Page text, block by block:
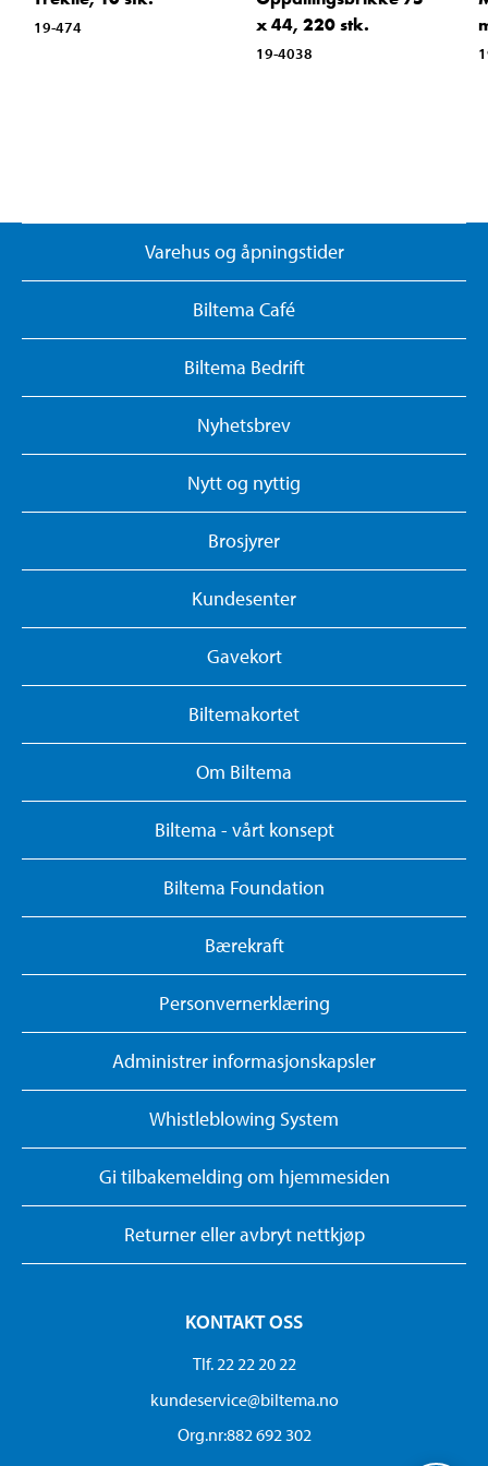
19-474
x 44, 220 stk.
19-4038
Varehus og åpningstider
Biltema Café
Biltema Bedrift
Nyhetsbrev
Nytt og nyttig
Brosjyrer
Kundesenter
Gavekort
Biltemakortet
Om Biltema
Biltema - vårt konsept
Biltema Foundation
Bærekraft
Personvernerklæring
Administrer informasjonskapsler
Whistleblowing System
Gi tilbakemelding om hjemmesiden
Returner eller avbryt nettkjøp
KONTAKT OSS
Tlf. 22 22 20 22
kundeservice@biltema.no
Org.nr:882 692 302